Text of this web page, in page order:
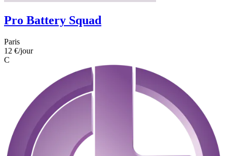
Pro Battery Squad
Paris
12 €/jour
C